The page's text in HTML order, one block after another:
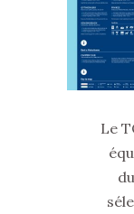
Le